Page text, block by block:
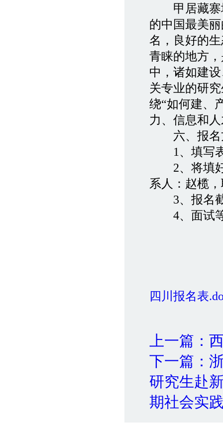
甲居藏寨地
的中国最美
名，良好的
青睐的地方
中，诸如建
关专业的研
绕“如何建、
力、信息和
六、报名
1、填写表
2、将填好
系人：赵榄，
3、报名截
4、面试等
四川报名表
上一篇：
下一篇：
研究生赴
期社会实